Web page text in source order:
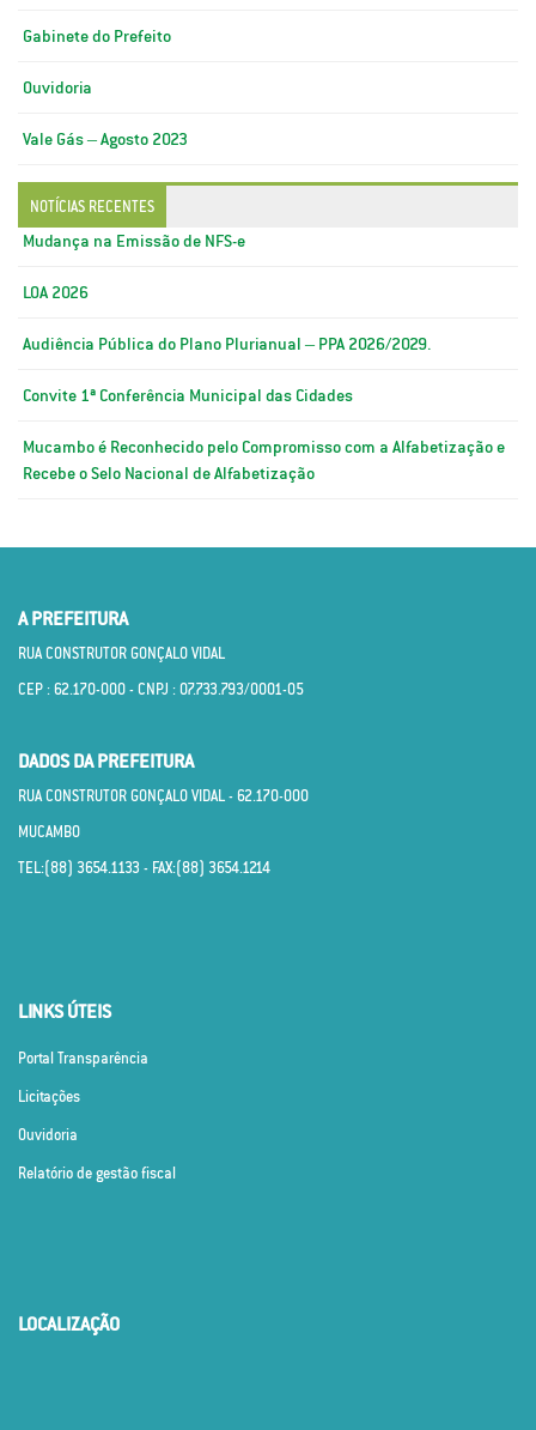
Gabinete do Prefeito
Ouvidoria
Vale Gás – Agosto 2023
NOTÍCIAS RECENTES
Mudança na Emissão de NFS-e
LOA 2026
Audiência Pública do Plano Plurianual – PPA 2026/2029.
Convite 1ª Conferência Municipal das Cidades
Mucambo é Reconhecido pelo Compromisso com a Alfabetização e
Recebe o Selo Nacional de Alfabetização
A PREFEITURA
RUA CONSTRUTOR GONÇALO VIDAL
CEP : 62.170­-000 - CNPJ : 07.733.793/0001­-05
DADOS DA PREFEITURA
RUA CONSTRUTOR GONÇALO VIDAL - 62.170­-000
MUCAMBO
TEL:(88) 3654.1133 - FAX:(88) 3654.1214
LINKS ÚTEIS
Portal Transparência
Licitações
Ouvidoria
Relatório de gestão fiscal
LOCALIZAÇÃO